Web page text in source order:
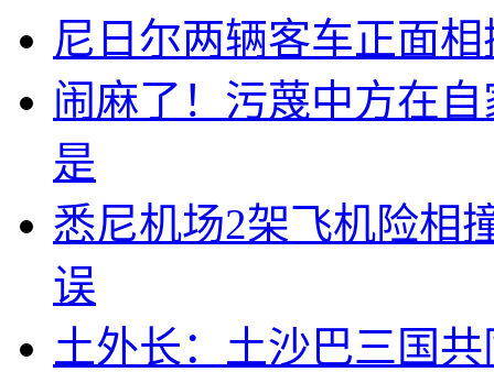
尼日尔两辆客车正面
闹麻了！污蔑中方在
是
悉尼机场2架飞机险相
误
土外长：土沙巴三国